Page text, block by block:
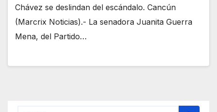
Chávez se deslindan del escándalo. Cancún
(Marcrix Noticias).- La senadora Juanita Guerra
Mena, del Partido…